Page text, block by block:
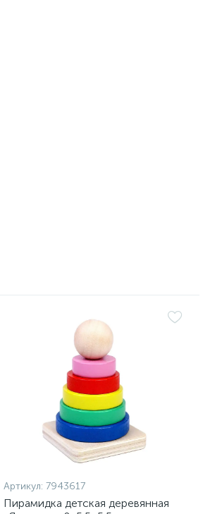
Артикул: 7943617
Пирамидка детская деревянная